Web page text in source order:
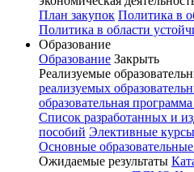
План закупок Политика в
Политика в области
Образование
Образование Закрыть
Реализуемые
реализуемых
образовательная
Список разработанных и
пособий Элективные курсы
Основные
Ожидаемые результаты